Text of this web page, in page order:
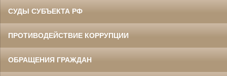
СУДЫ СУБЪЕКТА РФ
ПРОТИВОДЕЙСТВИЕ КОРРУПЦИИ
ОБРАЩЕНИЯ ГРАЖДАН